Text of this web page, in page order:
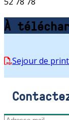
À
Sejour de